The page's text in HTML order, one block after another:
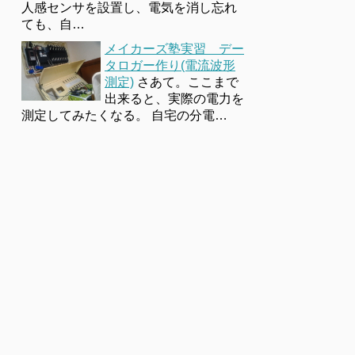
人感センサを設置し、電気を消し忘れ
ても、自…
メイカーズ塾実習 デー
タロガー作り(電流波形
測定) さあて。ここまで
出来ると、実際の電力を
測定してみたくなる。 自宅の分電…